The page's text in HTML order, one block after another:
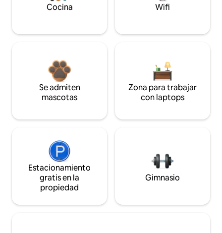
Cocina Wifi
Se admiten
mascotas
Zona para trabajar
con laptops
Estacionamiento
gratis en la
propiedad
Gimnasio